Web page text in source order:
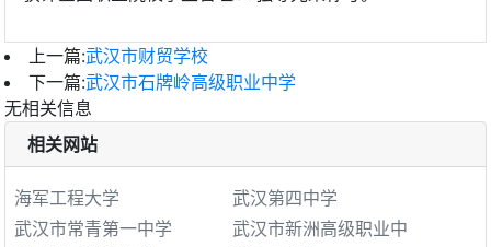
上一篇:武汉市财贸学校
下一篇:武汉市石牌岭高级职业中学
无相关信息
相关网站
海军工程大学
武汉第四中学
武汉市常青第一中学
武汉市新洲高级职业中